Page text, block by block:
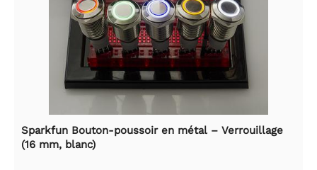
Sparkfun Bouton-poussoir en métal – Verrouillage
(16 mm, blanc)